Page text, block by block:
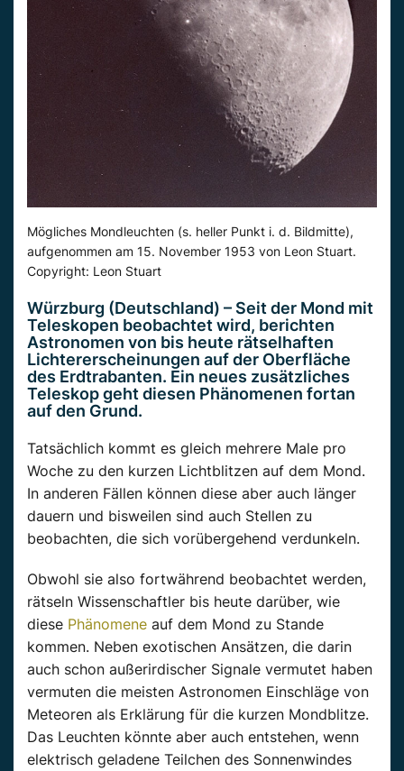
Mögliches Mondleuchten (s. heller Punkt i. d. Bildmitte),
aufgenommen am 15. November 1953 von Leon Stuart.
Copyright: Leon Stuart
Würzburg (Deutschland) – Seit der Mond mit
Teleskopen beobachtet wird, berichten
Astronomen von bis heute rätselhaften
Lichtererscheinungen auf der Oberfläche
des Erdtrabanten. Ein neues zusätzliches
Teleskop geht diesen Phänomenen fortan
auf den Grund.
Tatsächlich kommt es gleich mehrere Male pro
Woche zu den kurzen Lichtblitzen auf dem Mond.
In anderen Fällen können diese aber auch länger
dauern und bisweilen sind auch Stellen zu
beobachten, die sich vorübergehend verdunkeln.
Obwohl sie also fortwährend beobachtet werden,
rätseln Wissenschaftler bis heute darüber, wie
diese Phänomene auf dem Mond zu Stande
kommen. Neben exotischen Ansätzen, die darin
auch schon außerirdischer Signale vermutet haben
vermuten die meisten Astronomen Einschläge von
Meteoren als Erklärung für die kurzen Mondblitze.
Das Leuchten könnte aber auch entstehen, wenn
elektrisch geladene Teilchen des Sonnenwindes